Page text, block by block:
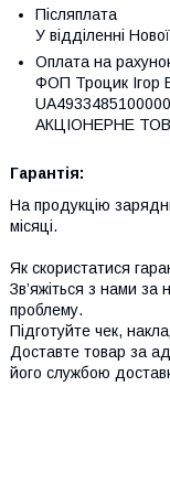
Післяплата
У відділенні
Оплата на
ФОП Троцик Ігор
АКЦІОНЕРНЕ
Гарантія:
На продукцію
місяці.
Як скористатися
Зв’яжіться з нами
проблему.
Підготуйте чек,
Доставте товар за
його службою